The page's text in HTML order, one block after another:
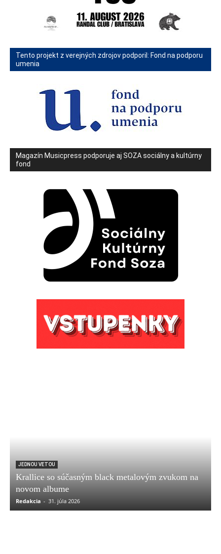
Tento projekt z verejných zdrojov podporil: Fond na podporu
umenia
Magazín Musicpress podporuje aj SOZA sociálny a kultúrny
fond
JEDNOU VETOU
Krallice so súčasným black metalovým zvukom na
novom albume
Redakcia - 31. júla 2026